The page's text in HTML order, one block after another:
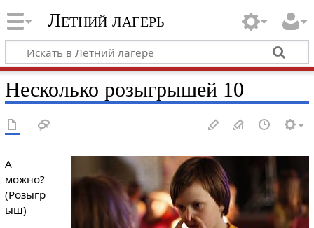
Летний лагерь
Несколько розыгрышей 10
А
можно?
(Розыгр
ыш)